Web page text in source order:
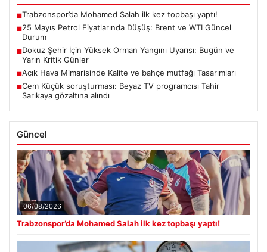
■Trabzonspor’da Mohamed Salah ilk kez topbaşı yaptı!
■25 Mayıs Petrol Fiyatlarında Düşüş: Brent ve WTI Güncel
Durum
■Dokuz Şehir İçin Yüksek Orman Yangını Uyarısı: Bugün ve
Yarın Kritik Günler
■Açık Hava Mimarisinde Kalite ve bahçe mutfağı Tasarımları
■Cem Küçük soruşturması: Beyaz TV programcısı Tahir
Sarıkaya gözaltına alındı
Güncel
06/08/2026
Trabzonspor’da Mohamed Salah ilk kez topbaşı yaptı!